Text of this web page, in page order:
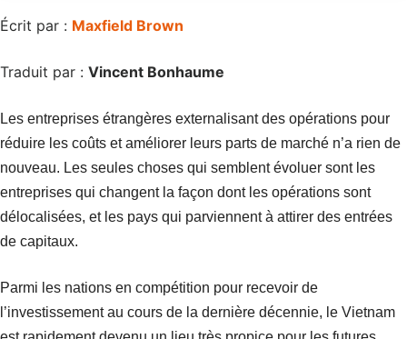
Écrit par : Maxfield Brown
Traduit par : Vincent Bonhaume
Les entreprises étrangères externalisant des opérations pour
réduire les coûts et améliorer leurs parts de marché n’a rien de
nouveau. Les seules choses qui semblent évoluer sont les
entreprises qui changent la façon dont les opérations sont
délocalisées, et les pays qui parviennent à attirer des entrées
de capitaux.
Parmi les nations en compétition pour recevoir de
l’investissement au cours de la dernière décennie, le Vietnam